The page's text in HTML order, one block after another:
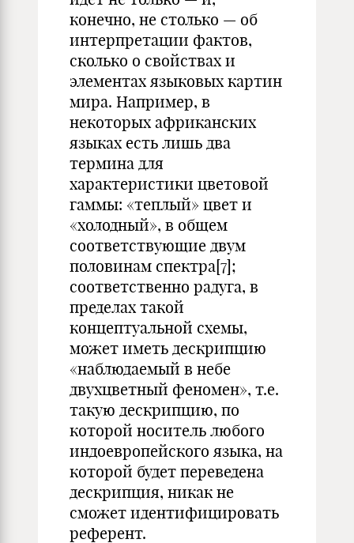
конечно, не столько — об
интерпретации фактов,
сколько о свойствах и
элементах языковых картин
мира. Например, в
некоторых африканских
языках есть лишь два
термина для
характеристики цветовой
гаммы: «теплый» цвет и
«холодный», в общем
соответствующие двум
половинам спектра[7];
соответственно радуга, в
пределах такой
концептуальной схемы,
может иметь дескрипцию
«наблюдаемый в небе
двухцветный феномен», т.е.
такую дескрипцию, по
которой носитель любого
индоевропейского языка, на
которой будет переведена
дескрипция, никак не
сможет идентифицировать
референт.